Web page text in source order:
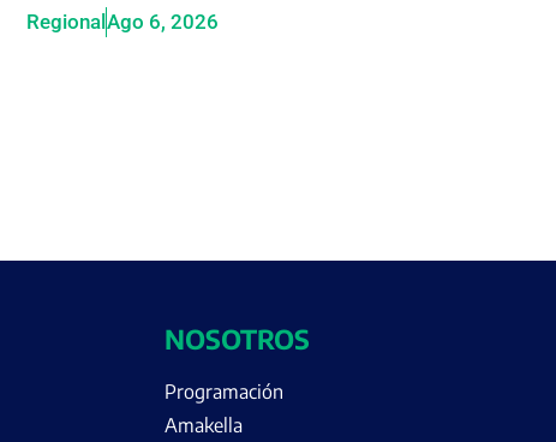
RegionalAgo 6, 2026
NOSOTROS
Programación
Amakella